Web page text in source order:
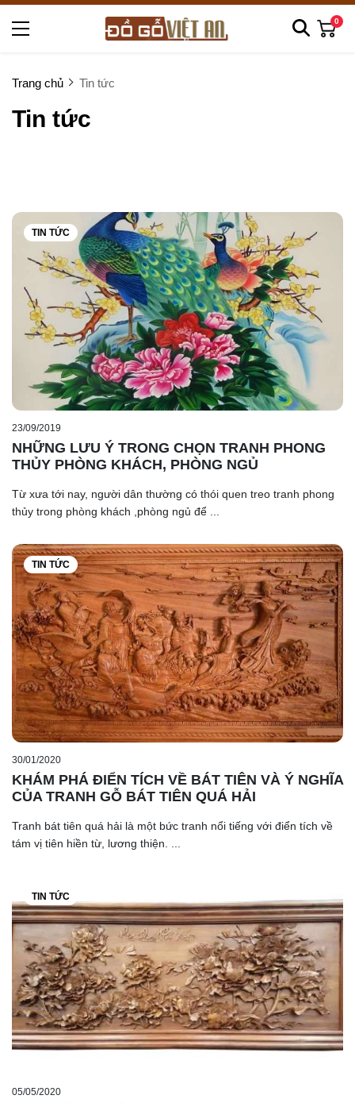
0
Trang chủ Tin tức
Tin tức
TIN TỨC
23/09/2019
NHỮNG LƯU Ý TRONG CHỌN TRANH PHONG
THỦY PHÒNG KHÁCH, PHÒNG NGỦ
Từ xưa tới nay, người dân thường có thói quen treo tranh phong
thủy trong phòng khách ,phòng ngủ để ...
TIN TỨC
30/01/2020
KHÁM PHÁ ĐIỂN TÍCH VỀ BÁT TIÊN VÀ Ý NGHĨA
CỦA TRANH GỖ BÁT TIÊN QUÁ HẢI
Tranh bát tiên quá hải là một bức tranh nổi tiếng với điển tích về
tám vị tiên hiền từ, lương thiện. ...
TIN TỨC
05/05/2020